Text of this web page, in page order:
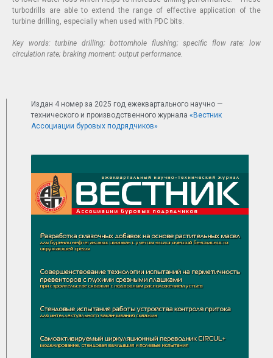
turbodrills are able to extend the range of effective application of the
turbine drilling, especially when used with PDC bits.
Key words: turbine drilling; bottomhole flushing; specific flow rate; low
circulation rate; braking moment; output performance.
Издан 4 номер за 2025 год ежеквартального научно —
технического и производственного журнала «Вестник
Ассоциации буровых подрядчиков»